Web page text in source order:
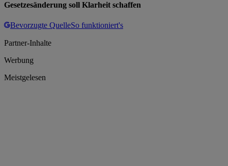
Gesetzesänderung soll Klarheit schaffen
Bevorzugte QuelleSo funktioniert's
Partner-Inhalte
Werbung
Meistgelesen